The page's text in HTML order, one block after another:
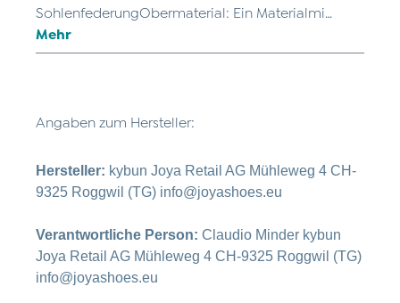
SohlenfederungObermaterial: Ein Materialmi…
Mehr
Angaben zum Hersteller:
Hersteller: kybun Joya Retail AG Mühleweg 4 CH-
9325 Roggwil (TG) info@joyashoes.eu
Verantwortliche Person: Claudio Minder kybun
Joya Retail AG Mühleweg 4 CH-9325 Roggwil (TG)
info@joyashoes.eu